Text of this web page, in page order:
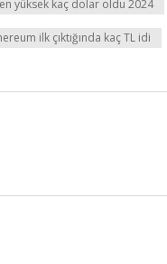
yüksek kaç dolar oldu 2024
ilk çıktığında kaç TL idi